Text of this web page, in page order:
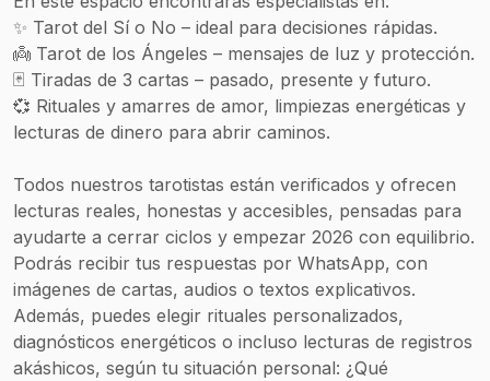
✨ Tarot del Sí o No – ideal para decisiones rápidas.
👼 Tarot de los Ángeles – mensajes de luz y protección.
🃏 Tiradas de 3 cartas – pasado, presente y futuro.
💞 Rituales y amarres de amor, limpiezas energéticas y
lecturas de dinero para abrir caminos.
Todos nuestros tarotistas están verificados y ofrecen
lecturas reales, honestas y accesibles, pensadas para
ayudarte a cerrar ciclos y empezar 2026 con equilibrio.
Podrás recibir tus respuestas por WhatsApp, con
imágenes de cartas, audios o textos explicativos.
Además, puedes elegir rituales personalizados,
diagnósticos energéticos o incluso lecturas de registros
akáshicos, según tu situación personal: ¿Qué